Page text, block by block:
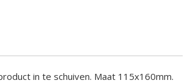
in te schuiven. Maat 115x160mm.